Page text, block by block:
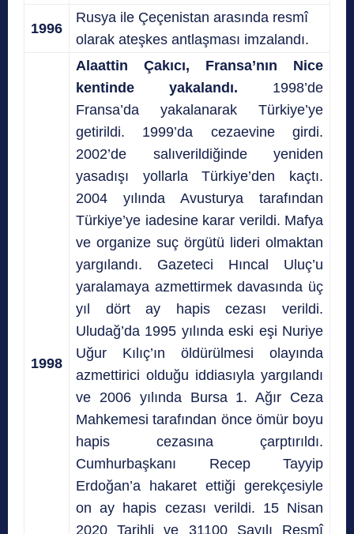
1996
Rusya ile Çeçenistan arasında resmî
olarak ateşkes antlaşması imzalandı.
1998
Alaattin Çakıcı, Fransa’nın Nice
kentinde yakalandı. 1998’de
Fransa’da yakalanarak Türkiye’ye
getirildi. 1999’da cezaevine girdi.
2002’de salıverildiğinde yeniden
yasadışı yollarla Türkiye’den kaçtı.
2004 yılında Avusturya tarafından
Türkiye’ye iadesine karar verildi. Mafya
ve organize suç örgütü lideri olmaktan
yargılandı. Gazeteci Hıncal Uluç’u
yaralamaya azmettirmek davasında üç
yıl dört ay hapis cezası verildi.
Uludağ’da 1995 yılında eski eşi Nuriye
Uğur Kılıç’ın öldürülmesi olayında
azmettirici olduğu iddiasıyla yargılandı
ve 2006 yılında Bursa 1. Ağır Ceza
Mahkemesi tarafından önce ömür boyu
hapis cezasına çarptırıldı.
Cumhurbaşkanı Recep Tayyip
Erdoğan’a hakaret ettiği gerekçesiyle
on ay hapis cezası verildi. 15 Nisan
2020 Tarihli ve 31100 Sayılı Resmî